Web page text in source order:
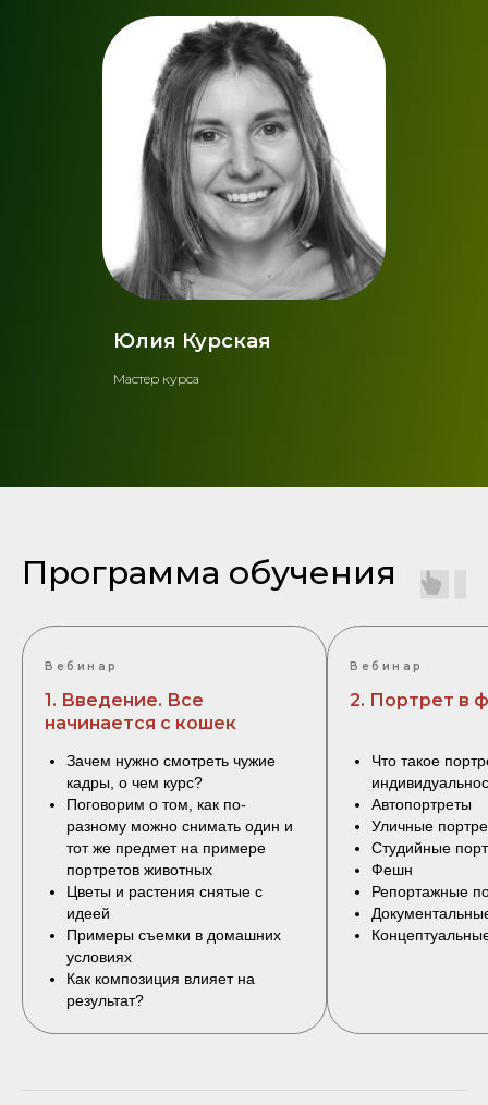
Юлия Курская
Мастер курса
Программа обучения
Вебинар
1. Введение. Все
начинается с кошек
Зачем нужно смотреть чужие
кадры, о чем курс?
Поговорим о том, как по-
разному можно снимать один и
тот же предмет на примере
портретов животных
Цветы и растения снятые с
идеей
Примеры съемки в домашних
условиях
Как композиция влияет на
результат?
Вебинар
2. Портрет в
Что такое
Автопортреты
Уличные
Студийные
Фешн
Репортажные